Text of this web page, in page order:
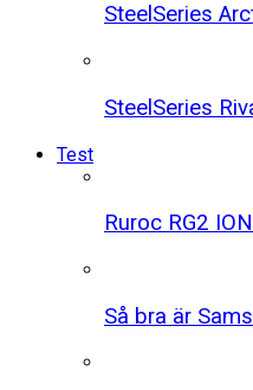
SteelSeries
SteelSeries
Test
Ruroc RG2 ION
Så bra är